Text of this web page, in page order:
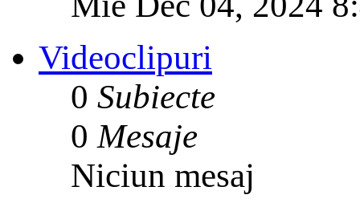
Videoclipuri
0 Subiecte
0 Mesaje
Niciun mesaj